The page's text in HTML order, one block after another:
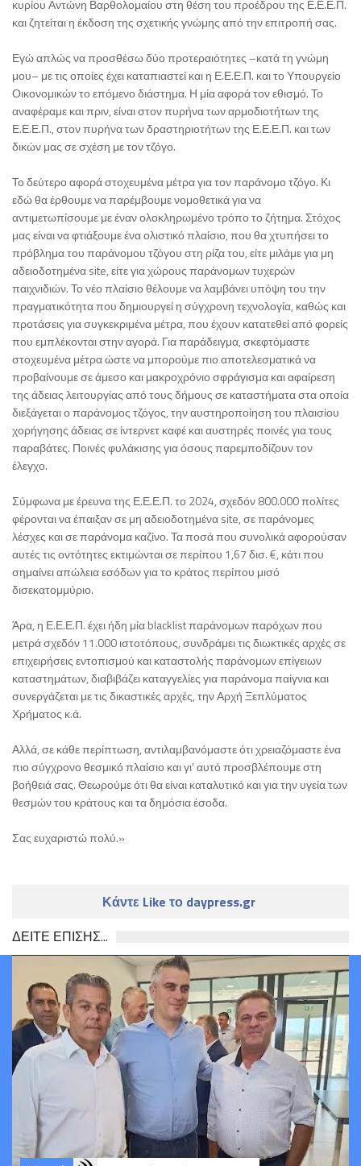
κυρίου Αντώνη Βαρθολομαίου στη θέση του προέδρου της Ε.Ε.Ε.Π.
και ζητείται η έκδοση της σχετικής γνώμης από την επιτροπή σας.
Εγώ απλώς να προσθέσω δύο προτεραιότητες –κατά τη γνώμη
μου– με τις οποίες έχει καταπιαστεί και η Ε.Ε.Ε.Π. και το Υπουργείο
Οικονομικών το επόμενο διάστημα. Η μία αφορά τον εθισμό. Το
αναφέραμε και πριν, είναι στον πυρήνα των αρμοδιοτήτων της
Ε.Ε.Ε.Π., στον πυρήνα των δραστηριοτήτων της Ε.Ε.Ε.Π. και των
δικών μας σε σχέση με τον τζόγο.
Το δεύτερο αφορά στοχευμένα μέτρα για τον παράνομο τζόγο. Κι
εδώ θα έρθουμε να παρέμβουμε νομοθετικά για να
αντιμετωπίσουμε με έναν ολοκληρωμένο τρόπο το ζήτημα. Στόχος
μας είναι να φτιάξουμε ένα ολιστικό πλαίσιο, που θα χτυπήσει το
πρόβλημα του παράνομου τζόγου στη ρίζα του, είτε μιλάμε για μη
αδειοδοτημένα site, είτε για χώρους παράνομων τυχερών
παιχνιδιών. Το νέο πλαίσιο θέλουμε να λαμβάνει υπόψη του την
πραγματικότητα που δημιουργεί η σύγχρονη τεχνολογία, καθώς και
προτάσεις για συγκεκριμένα μέτρα, που έχουν κατατεθεί από φορείς
που εμπλέκονται στην αγορά. Για παράδειγμα, σκεφτόμαστε
στοχευμένα μέτρα ώστε να μπορούμε πιο αποτελεσματικά να
προβαίνουμε σε άμεσο και μακροχρόνιο σφράγισμα και αφαίρεση
της άδειας λειτουργίας από τους δήμους σε καταστήματα στα οποία
διεξάγεται ο παράνομος τζόγος, την αυστηροποίηση του πλαισίου
χορήγησης άδειας σε ίντερνετ καφέ και αυστηρές ποινές για τους
παραβάτες. Ποινές φυλάκισης για όσους παρεμποδίζουν τον
έλεγχο.
Σύμφωνα με έρευνα της Ε.Ε.Ε.Π. το 2024, σχεδόν 800.000 πολίτες
φέρονται να έπαιξαν σε μη αδειοδοτημένα site, σε παράνομες
λέσχες και σε παράνομα καζίνο. Τα ποσά που συνολικά αφορούσαν
αυτές τις οντότητες εκτιμώνται σε περίπου 1,67 δισ. €, κάτι που
σημαίνει απώλεια εσόδων για το κράτος περίπου μισό
δισεκατομμύριο.
Άρα, η Ε.Ε.Ε.Π. έχει ήδη μία blacklist παράνομων παρόχων που
μετρά σχεδόν 11.000 ιστοτόπους, συνδράμει τις διωκτικές αρχές σε
επιχειρήσεις εντοπισμού και καταστολής παράνομων επίγειων
καταστημάτων, διαβιβάζει καταγγελίες για παράνομα παίγνια και
συνεργάζεται με τις δικαστικές αρχές, την Αρχή Ξεπλύματος
Χρήματος κ.ά.
Αλλά, σε κάθε περίπτωση, αντιλαμβανόμαστε ότι χρειαζόμαστε ένα
πιο σύγχρονο θεσμικό πλαίσιο και γι’ αυτό προσβλέπουμε στη
βοήθειά σας. Θεωρούμε ότι θα είναι καταλυτικό και για την υγεία των
θεσμών του κράτους και τα δημόσια έσοδα.
Σας ευχαριστώ πολύ.»
Κάντε Like το daypress.gr
ΔΕΙΤΕ ΕΠΙΣΗΣ...